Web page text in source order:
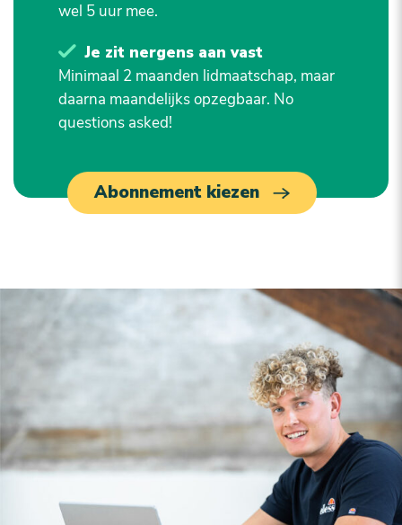
wel 5 uur mee.
Je zit nergens aan vast
Minimaal 2 maanden lidmaatschap, maar
daarna maandelijks opzegbaar. No
questions asked!
Abonnement kiezen